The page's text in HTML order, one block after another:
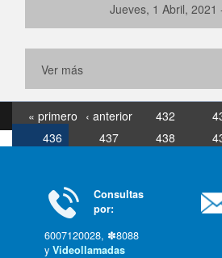
Jueves, 1 Abril, 2021
Ver más
« primero ‹ anterior 432
436
437 438
Consultas
por:
6007120028, ✽8088
y Videollamadas